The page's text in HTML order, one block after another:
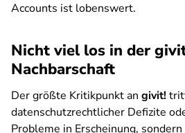
Accounts ist lobenswert.
Nicht viel los in der
Nachbarschaft
Der größte Kritikpunkt an givit!
datenschutzrechtlicher Defizite
Probleme in Erscheinung,